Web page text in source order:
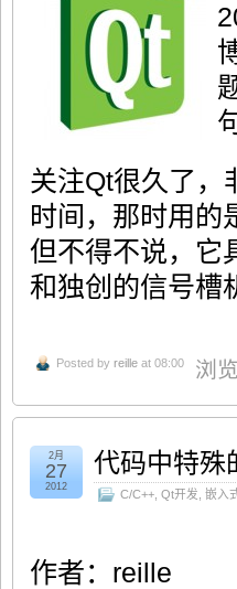
关注Qt很久了，
时间，那时用的
但不得不说，它
和独创的信号槽
Posted by reille at 08:00 浏
代码中特
C/C++ Qt开发 嵌入
2月
27
2012
作者：reille